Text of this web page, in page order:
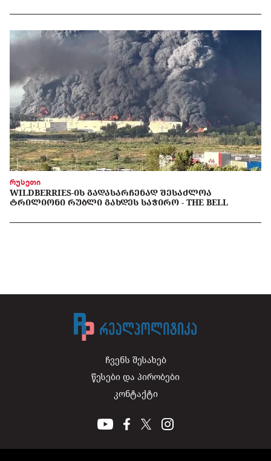
რუსეთი
WILDBERRIES-ᲘᲡ ᲒᲐᲓᲐᲡᲐᲠᲩᲔᲜᲐᲓ ᲨᲔᲡᲐᲫᲚᲝᲐ
ᲢᲠᲘᲚᲘᲝᲜᲘ ᲠᲣᲑᲚᲘ ᲒᲐᲮᲓᲔᲡ ᲡᲐᲭᲘᲠᲝ - THE BELL
ჩვენს შესახებ
წესები და პირობები
კონტაქტი